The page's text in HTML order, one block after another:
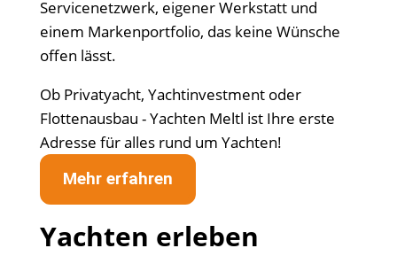
Servicenetzwerk, eigener Werkstatt und
einem Markenportfolio, das keine Wünsche
offen lässt.
Ob Privatyacht, Yachtinvestment oder
Flottenausbau - Yachten Meltl ist Ihre erste
Adresse für alles rund um Yachten!
Mehr erfahren
Yachten erleben